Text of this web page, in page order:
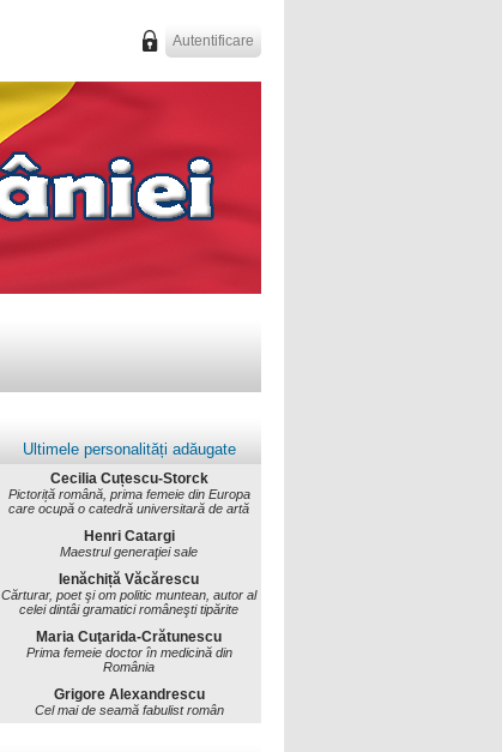
Autentificare
Ultimele personalități adăugate
Cecilia Cuțescu-Storck
Pictoriță română, prima femeie din Europa
care ocupă o catedră universitară de artă
Henri Catargi
Maestrul generaţiei sale
Ienăchiță Văcărescu
Cărturar, poet şi om politic muntean, autor al
celei dintâi gramatici româneşti tipărite
Maria Cuţarida-Crătunescu
Prima femeie doctor în medicină din
România
Grigore Alexandrescu
Cel mai de seamă fabulist român